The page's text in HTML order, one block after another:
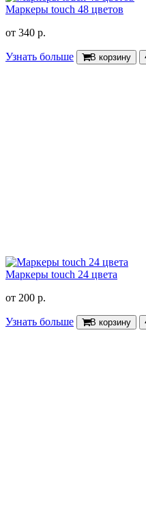
Маркеры touch 48 цветов
от 340 р.
Узнать больше В корзину
Маркеры touch 24 цвета
от 200 р.
Узнать больше В корзину